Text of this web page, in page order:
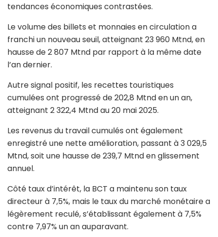
tendances économiques contrastées.
Le volume des billets et monnaies en circulation a
franchi un nouveau seuil, atteignant 23 960 Mtnd, en
hausse de 2 807 Mtnd par rapport à la même date
l’an dernier.
Autre signal positif, les recettes touristiques
cumulées ont progressé de 202,8 Mtnd en un an,
atteignant 2 322,4 Mtnd au 20 mai 2025.
Les revenus du travail cumulés ont également
enregistré une nette amélioration, passant à 3 029,5
Mtnd, soit une hausse de 239,7 Mtnd en glissement
annuel.
Côté taux d’intérêt, la BCT a maintenu son taux
directeur à 7,5%, mais le taux du marché monétaire a
légèrement reculé, s’établissant également à 7,5%
contre 7,97% un an auparavant.